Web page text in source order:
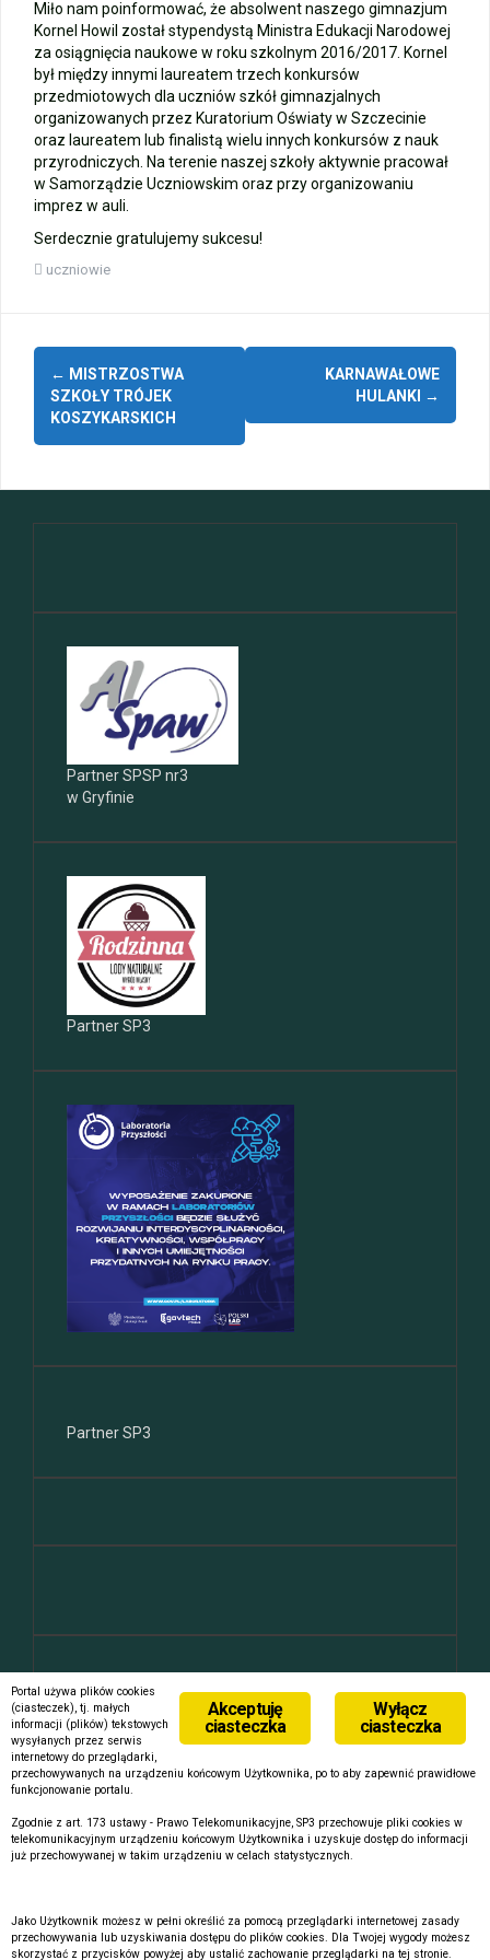
Zakończenie roku – autobusy szkolne
Wycieczka klasy 3b i 3d do Zieleniewa i Kołobrzegu
„Ostatni zamek „
🌊🏰 Wycieczka do Trójmiasta i Malborka 🏰🌊
📚🧇🍧PODZIĘKOWANIA🍧🧇📚
Ósme miejsce w województwie i brązowy medal indywidualnie!
Miło nam poinformować, że absolwent naszego gimnazjum
Kornel Howil został stypendystą Ministra Edukacji Narodowej
za osiągnięcia naukowe w roku szkolnym 2016/2017. Kornel
był między innymi laureatem trzech konkursów
przedmiotowych dla uczniów szkół gimnazjalnych
organizowanych przez Kuratorium Oświaty w Szczecinie
oraz laureatem lub finalistą wielu innych konkursów z nauk
przyrodniczych. Na terenie naszej szkoły aktywnie pracował
w Samorządzie Uczniowskim oraz przy organizowaniu
imprez w auli.
Serdecznie gratulujemy sukcesu!
uczniowie
Zobacz
wpisy
← MISTRZOSTWA
SZKOŁY TRÓJEK
KOSZYKARSKICH
KARNAWAŁOWE
HULANKI →
Partner SPSP nr3
w Gryfinie
Partner SP3
Partner SP3
ekipa
Zaloguj się
Kanał wpisów
Kanał komentarzy
WordPress.org
Dumnie wspierane przez WordPressa|Szablon:FlyMagby
Themeisle.
Wyłącz
ciasteczka
Akceptuję
ciasteczka
Portal używa plików cookies
(ciasteczek), tj. małych
informacji (plików) tekstowych
wysyłanych przez serwis
internetowy do przeglądarki,
przechowywanych na urządzeniu końcowym Użytkownika, po to aby zapewnić prawidłowe
funkcjonowanie portalu.
Zgodnie z art. 173 ustawy - Prawo Telekomunikacyjne, SP3 przechowuje pliki cookies w
telekomunikacyjnym urządzeniu końcowym Użytkownika i uzyskuje dostęp do informacji
już przechowywanej w takim urządzeniu w celach statystycznych.
Jako Użytkownik możesz w pełni określić za pomocą przeglądarki internetowej zasady
przechowywania lub uzyskiwania dostępu do plików cookies. Dla Twojej wygody możesz
skorzystać z przycisków powyżej aby ustalić zachowanie przeglądarki na tej stronie.